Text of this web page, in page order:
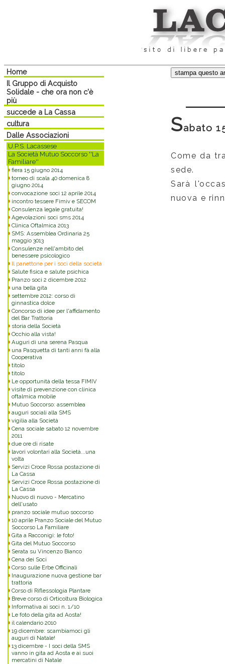
Home
Il Gruppo di Acquisto
Solidale - che ora non c'è
più
succede a La Cassa
cultura
Dalle Associazioni
U.P.S. Lacassese
La Società Mutuo Soccorso ''La
Familiare''
fiera 15 giugno 2014
torneo di scala 40 domenica 8
giugno 2014
convocazione soci 12 aprile 2014
incontro tessere Fimiv e SECOM
Consulenza legale gratuita!
Agevolazioni soci sms 2014
Clinica Oftalmica 2013
SMS: Assemblea Ordinaria 25
maggio 3013
Consulenze nell'ambito del
benessere psicologico
Il panettone per i soci della società
Salute fisica e salute psichica
Pranzo soci 2 dicembre 2012
una bella gita
settembre 2012: corso di
ginnastica dolce
Concorso di idee per l'affidamento
del Bar Trattoria
storia della Società
Occhio alla vista!
Auguri di una serena Pasqua
una Pasquetta di tanti anni fà alla
Cooperativa
titolo
titolo
Le opportunità della tessa FIMIV
visite di prevenzione con clinica
oftalmica mobile
Mutuo Soccorso: assemblea
auguri sociali alla SMS
vigilia alla Società
Cena sociale sabato 12 novembre
2011
due ore di risate
lavori volontari alla Società...una
volta
Servizi Croce Rossa postazione di
La Cassa
Servizi Croce Rossa postazione di
La Cassa
Nuovo di nuovo - Mercatino
dell'usato
pranzo sociale mutuo soccorso
10 aprile Pranzo Sociale del Mutuo
Soccorso La Familiare
Gita a Racconigi: le foto!
Gita del Mutuo Soccorso
Serata su Vincenzo Bianco
Cena dei Soci
Corso sulle Erbe Officinali
Inaugurazione nuova gestione bar
trattoria
Corso di Riflessologia Plantare
Breve corso di Orticoltura Biologica
Informativa ai soci n. 1/10
Le foto della gita ad Aosta!
il calendario 2010
19 dicembre: scambiamoci gli
auguri di Natale!
13 dicembre - I soci della SMS
vanno in gita ad Aosta e ai suoi
mercatini di Natale
Sabato
Come da
sede.
Sarà
nuova e